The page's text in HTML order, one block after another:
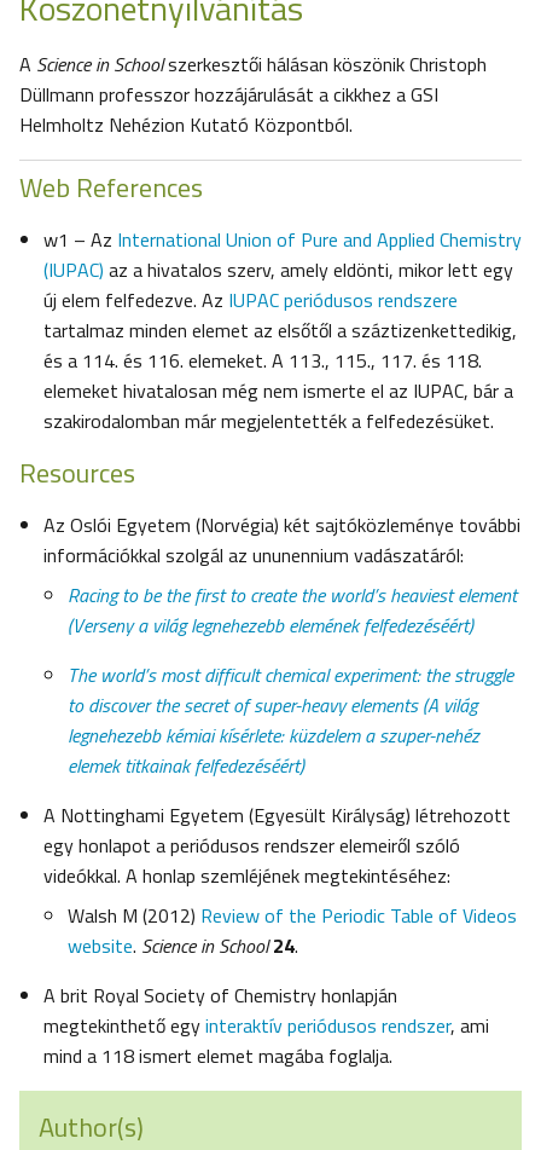
A Science in Schoolszerkesztői hálásan köszönik Christoph
Düllmann professzor hozzájárulását a cikkhez a GSI
Helmholtz Nehézion Kutató Központból.
Web References
w1 – Az International Union of Pure and Applied Chemistry
(IUPAC) az a hivatalos szerv, amely eldönti, mikor lett egy
új elem felfedezve. Az IUPAC periódusos rendszere
tartalmaz minden elemet az elsőtől a száztizenkettedikig,
és a 114. és 116. elemeket. A 113., 115., 117. és 118.
elemeket hivatalosan még nem ismerte el az IUPAC, bár a
szakirodalomban már megjelentették a felfedezésüket.
Resources
Az Oslói Egyetem (Norvégia) két sajtóközleménye további
információkkal szolgál az ununennium vadászatáról:
Racing to be the first to create the world’s heaviest element
(Verseny a világ legnehezebb elemének felfedezéséért)
The world’s most difficult chemical experiment: the struggle
to discover the secret of super-heavy elements (A világ
legnehezebb kémiai kísérlete: küzdelem a szuper-nehéz
elemek titkainak felfedezéséért)
A Nottinghami Egyetem (Egyesült Királyság) létrehozott
egy honlapot a periódusos rendszer elemeiről szóló
videókkal. A honlap szemléjének megtekintéséhez:
Walsh M (2012) Review of the Periodic Table of Videos
website. Science in School 24.
A brit Royal Society of Chemistry honlapján
megtekinthető egyinteraktív periódusos rendszer, ami
mind a 118 ismert elemet magába foglalja.
Author(s)